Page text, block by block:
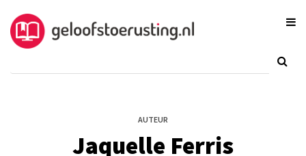
AUTEUR
Jaquelle Ferris